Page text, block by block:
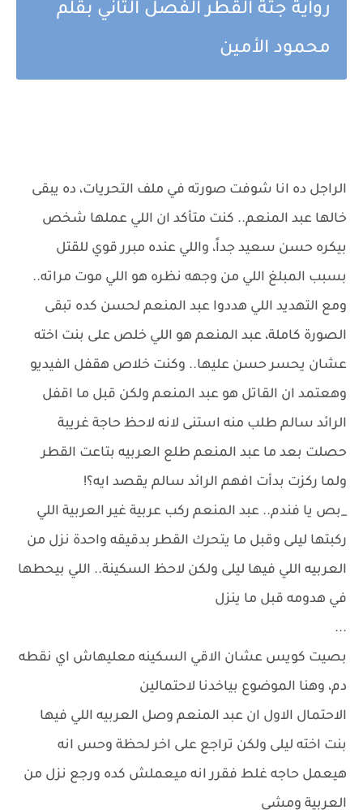
رواية جثة القطر الفصل الثاني بقلم
محمود الأمين
الراجل ده انا شوفت صورته في ملف التحريات، ده يبقى
خالها عبد المنعم.. كنت متأكد ان اللي عملها شخص
بيكره حسن سعيد جداً، واللي عنده مبرر قوي للقتل
بسبب المبلغ اللي من وجهه نظره هو اللي موت مراته..
ومع التهديد اللي هددوا عبد المنعم لحسن كده تبقى
الصورة كاملة، عبد المنعم هو اللي خلص على بنت اخته
عشان يحسر حسن عليها.. وكنت خلاص هقفل الفيديو
وهعتمد ان القاتل هو عبد المنعم ولكن قبل ما اقفل
الرائد سالم طلب منه استنى لانه لاحظ حاجة غريبة
حصلت بعد ما عبد المنعم طلع العربيه بتاعت القطر
ولما ركزت بدأت افهم الرائد سالم يقصد ايه؟!
_بص يا فندم.. عبد المنعم ركب عربية غير العربية اللي
ركبتها ليلى وقبل ما يتحرك القطر بدقيقه واحدة نزل من
العربيه اللي فيها ليلى ولكن لاحظ السكينة.. اللي بيحطها
في هدومه قبل ما ينزل
...
بصيت كويس عشان الاقي السكينه معليهاش اي نقطه
دم، وهنا الموضوع بياخدنا لاحتمالين
الاحتمال الاول ان عبد المنعم وصل العربيه اللي فيها
بنت اخته ليلى ولكن تراجع على اخر لحظة وحس انه
هيعمل حاجه غلط فقرر انه ميعملش كده ورجع نزل من
العربية ومشي